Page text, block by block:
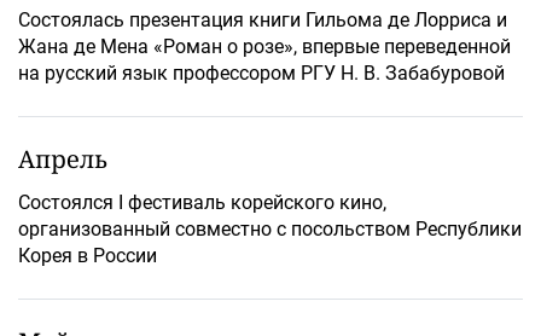
Состоялась презентация книги Гильома де Лорриса и
Жана де Мена «Роман о розе», впервые переведенной
на русский язык профессором РГУ Н. В. Забабуровой
Апрель
Состоялся I фестиваль корейского кино,
организованный совместно с посольством Республики
Корея в России